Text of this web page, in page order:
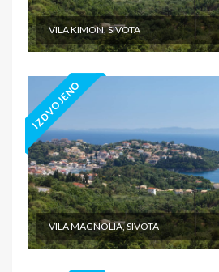
VILA KIMON, SIVOTA
IZDVOJENO
VILA MAGNOLIA, SIVOTA